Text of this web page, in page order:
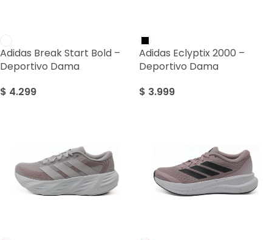
Adidas Break Start Bold –
Deportivo Dama
$ 4.299
Adidas Eclyptix 2000 –
Deportivo Dama
$ 3.999